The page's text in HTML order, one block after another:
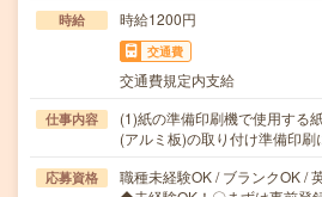
時給 時給1200円
交通費
交通費規定内支給
仕事内容
(1)紙の準備印刷機で使用する
(アルミ板)の取り付け準備印
応募資格
職種未経験OK / ブランクOK /